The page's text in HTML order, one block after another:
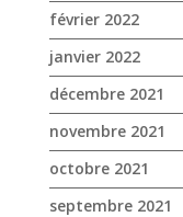
février 2022
janvier 2022
décembre 2021
novembre 2021
octobre 2021
septembre 2021